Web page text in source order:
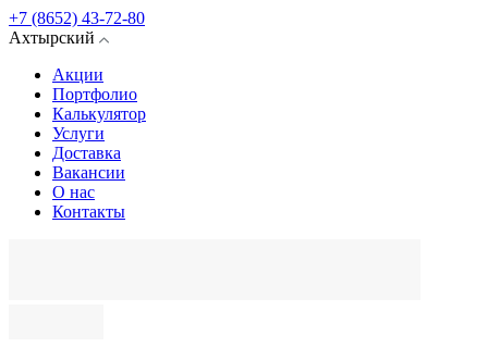
+7 (8652) 43-72-80
Ахтырский
Акции
Портфолио
Калькулятор
Услуги
Доставка
Вакансии
О нас
Контакты